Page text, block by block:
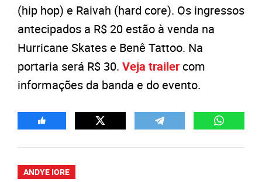
(hip hop) e Raivah (hard core). Os ingressos
antecipados a R$ 20 estão à venda na
Hurricane Skates e Benê Tattoo. Na
portaria será R$ 30. Veja trailer com
informações da banda e do evento.
ANDYE IORE